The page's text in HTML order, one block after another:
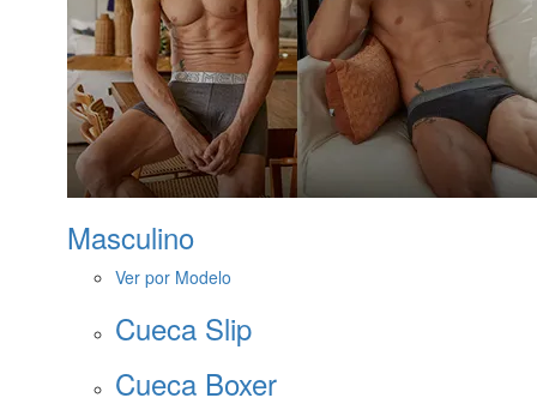
Masculino
Ver por Modelo
Cueca Slip
Cueca Boxer